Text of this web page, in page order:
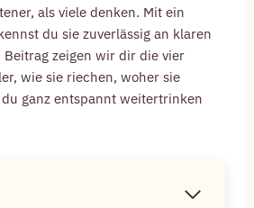
als viele denken. Mit ein
du sie zuverlässig an klaren
zeigen wir dir die vier
wie sie riechen, woher sie
ganz entspannt weitertrinken